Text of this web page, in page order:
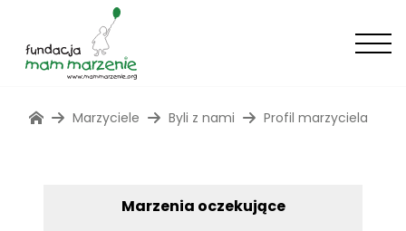
Marzyciele Byli z nami Profil marzyciela
Marzenia oczekujące